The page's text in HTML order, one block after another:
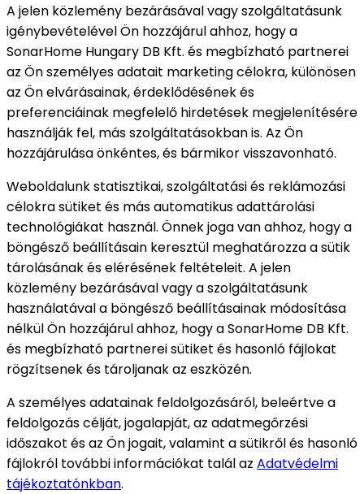
A jelen közlemény bezárásával vagy szolgáltatásunk
igénybevételével Ön hozzájárul ahhoz, hogy a
SonarHome Hungary DB Kft. és megbízható partnerei
az Ön személyes adatait marketing célokra, különösen
az Ön elvárásainak, érdeklődésének és
preferenciáinak megfelelő hirdetések megjelenítésére
használják fel, más szolgáltatásokban is. Az Ön
hozzájárulása önkéntes, és bármikor visszavonható.
Weboldalunk statisztikai, szolgáltatási és reklámozási
célokra sütiket és más automatikus adattárolási
technológiákat használ. Önnek joga van ahhoz, hogy a
böngésző beállításain keresztül meghatározza a sütik
tárolásának és elérésének feltételeit. A jelen
közlemény bezárásával vagy a szolgáltatásunk
használatával a böngésző beállításainak módosítása
nélkül Ön hozzájárul ahhoz, hogy a SonarHome DB Kft.
és megbízható partnerei sütiket és hasonló fájlokat
rögzítsenek és tároljanak az eszközén.
A személyes adatainak feldolgozásáról, beleértve a
feldolgozás célját, jogalapját, az adatmegőrzési
időszakot és az Ön jogait, valamint a sütikről és hasonló
fájlokról további információkat talál az Adatvédelmi
tájékoztatónkban.